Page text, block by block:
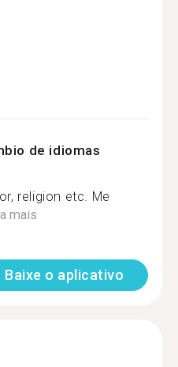
de idiomas
religion etc. Me
mais
Baixe o aplicativo